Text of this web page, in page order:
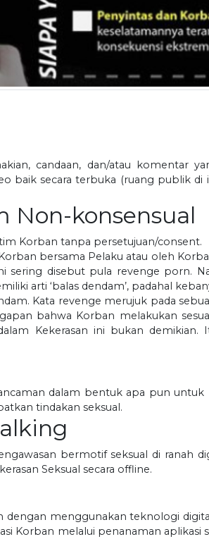
candaan, dan/atau komentar
baik secara terbuka (ruang publik
Non-konsensual
Korban tanpa persetujuan/consent.
bersama Pelaku atau oleh
sering disebut pula revenge porn.
arti ‘balas dendam’, padahal
Kata revenge merujuk pada
bahwa Korban melakukan
Kekerasan ini bukan demikian.
dalam bentuk apa pun
tindakan seksual.
bermotif seksual di ranah
Seksual secara offline.
dengan menggunakan teknologi
Korban melalui penanaman aplikasi